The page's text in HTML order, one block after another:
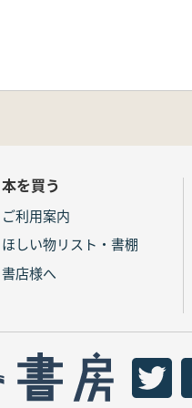
本を買う
ご利用案内
ほしい物リスト・書棚
書店様へ